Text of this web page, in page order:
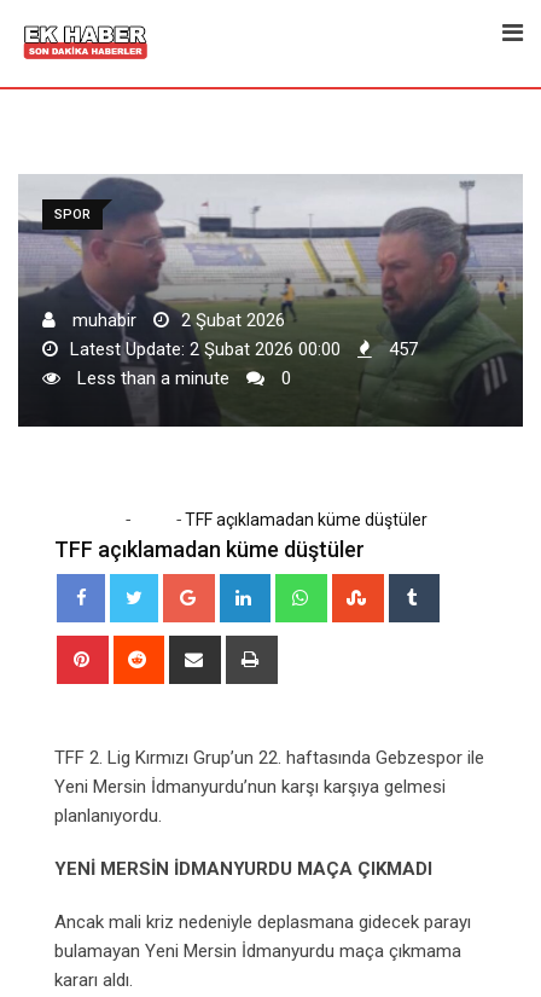
SPOR
muhabir
2 Şubat 2026
Latest Update: 2 Şubat 2026 00:00
457
Less than a minute
0
- -TFF açıklamadan küme düştüler
TFF açıklamadan küme düştüler
Google+ LinkedIn WhatsappStumbleUpon
Pinterest Reddit
Share
TFF 2. Lig Kırmızı Grup’un 22. haftasında Gebzespor ile
Yeni Mersin İdmanyurdu’nun karşı karşıya gelmesi
planlanıyordu.
YENİ MERSİN İDMANYURDU MAÇA ÇIKMADI
Ancak mali kriz nedeniyle deplasmana gidecek parayı
bulamayan Yeni Mersin İdmanyurdu maça çıkmama
kararı aldı.